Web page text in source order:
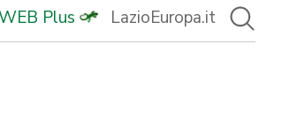
Plus LazioEuropa.it